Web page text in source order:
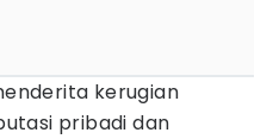
kerugian
pribadi dan